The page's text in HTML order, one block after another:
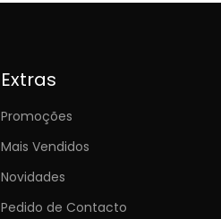
Extras
Promoções
Mais Vendidos
Novidades
Pedido de Contacto